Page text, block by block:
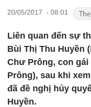
20/05/2017 - 08:01
Liên quan đến sự
Bùi Thị Thu Huyền
Chư Prông, con
Prông), sau khi
đã đề nghị hủy
Huyền.